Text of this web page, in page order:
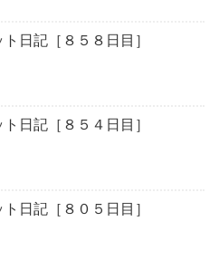
日記［８５８日目］
日記［８５４日目］
日記［８０５日目］